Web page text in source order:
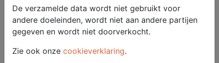
Artikelnummer
52221
Categorie
De verzamelde data wordt niet gebruikt voor
andere doeleinden, wordt niet aan andere partijen
gegeven en wordt niet doorverkocht.
Zie ook onze cookieverklaring.